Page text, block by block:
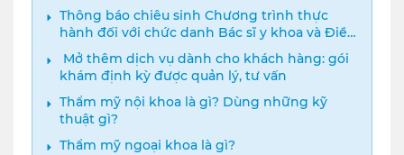
Thông báo chiêu sinh Chương trình thực
hành đối với chức danh Bác sĩ y khoa và Điều
dưỡng năm 2024
️ Mở thêm dịch vụ dành cho khách hàng: gói
khám định kỳ được quản lý, tư vấn
Thẩm mỹ nội khoa là gì? Dùng những kỹ
thuật gì?
Thẩm mỹ ngoại khoa là gì?